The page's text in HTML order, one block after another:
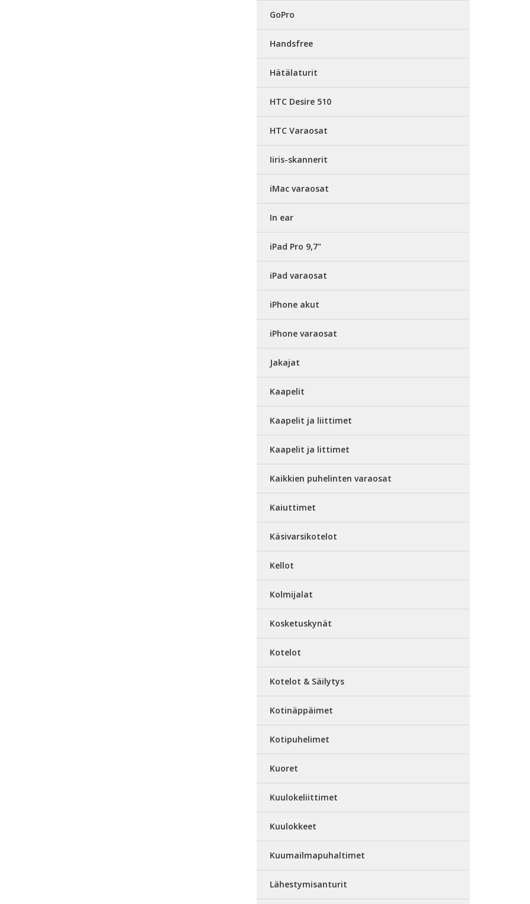
GoPro
Handsfree
Hätälaturit
HTC Desire 510
HTC Varaosat
Iiris-skannerit
iMac varaosat
In ear
iPad Pro 9,7"
iPad varaosat
iPhone akut
iPhone varaosat
Jakajat
Kaapelit
Kaapelit ja liittimet
Kaapelit ja littimet
Kaikkien puhelinten varaosat
Kaiuttimet
Käsivarsikotelot
Kellot
Kolmijalat
Kosketuskynät
Kotelot
Kotelot & Säilytys
Kotinäppäimet
Kotipuhelimet
Kuoret
Kuulokeliittimet
Kuulokkeet
Kuumailmapuhaltimet
Lähestymisanturit